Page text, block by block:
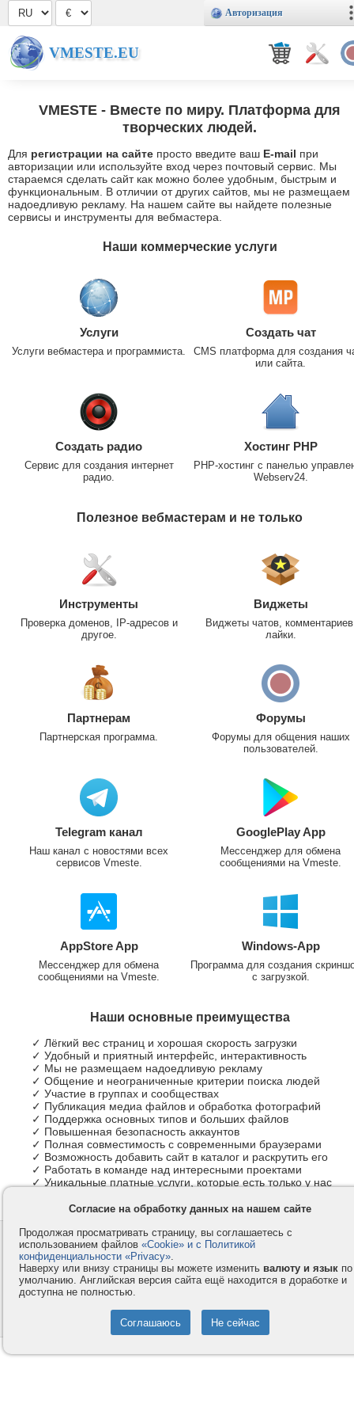
Авторизация
VMESTE.EU
VMESTE - Вместе по миру. Платформа для
творческих людей.
Для регистрации на сайте просто введите ваш E-mail при
авторизации или используйте вход через почтовый сервис. Мы
стараемся сделать сайт как можно более удобным, быстрым и
функциональным. В отличии от других сайтов, мы не размещаем
надоедливую рекламу. На нашем сайте вы найдете полезные
сервисы и инструменты для вебмастера.
Наши коммерческие услуги
Услуги
Услуги вебмастера и программиста.
Создать чат
CMS платформа для создания
или сайта.
Создать радио
Сервис для создания интернет
радио.
Хостинг PHP
PHP-хостинг с панелью
Webserv24.
Полезное вебмастерам и не только
Инструменты
Проверка доменов, IP-адресов и
другое.
Виджеты
Виджеты чатов,
лайки.
Партнерам
Партнерская программа.
Форумы
Форумы для общения наших
пользователей.
Telegram канал
Наш канал с новостями всех
сервисов Vmeste.
GooglePlay App
Мессенджер для обмена
сообщениями на Vmeste.
AppStore App
Мессенджер для обмена
сообщениями на Vmeste.
Windows-App
Программа для создания
с загрузкой.
Наши основные преимущества
✓ Лёгкий вес страниц и хорошая скорость загрузки
✓ Удобный и приятный интерфейс, интерактивность
✓ Мы не размещаем надоедливую рекламу
✓ Общение и неограниченные критерии поиска людей
✓ Участие в группах и сообществах
✓ Публикация медиа файлов и обработка фотографий
✓ Поддержка основных типов и больших файлов
✓ Повышенная безопасность аккаунтов
✓ Полная совместимость с современными браузерами
✓ Возможность добавить сайт в каталог и раскрутить его
✓ Работать в команде над интересными проектами
✓ Уникальные платные услуги, которые есть только у нас
Контакты
Компания
Privacy и Cookie
Услуги
Как оплатить
Помощь
© 2008-2026
- Все права защищены.
Согласие на обработку данных на нашем сайте
Продолжая просматривать страницу, вы соглашаетесь с
использованием файлов «Cookie» и с Политикой
конфиденциальности «Privacy».
Наверху или внизу страницы вы можете изменить валюту и язык по
умолчанию. Английская версия сайта ещё находится в доработке и
доступна не полностью.